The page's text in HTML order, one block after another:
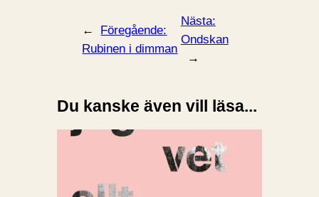
←
Föregående:
Rubinen i dimman
Nästa:
Ondskan
→
Du kanske även vill läsa...